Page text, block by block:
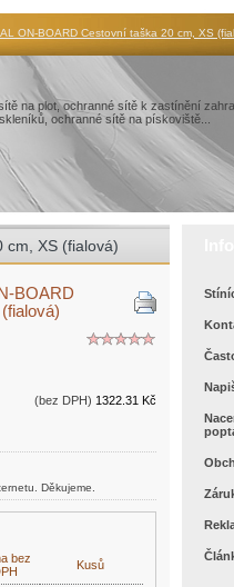
ON-BOARD Cestovní taška 20 cm, XS
na plot, ochranné sítě k zastínění
ochranné sítě na pískoviště...
cm, XS (fialová)
BOARD
(bez DPH) 1322.31 Kč
Děkujeme.
bez
Kusů